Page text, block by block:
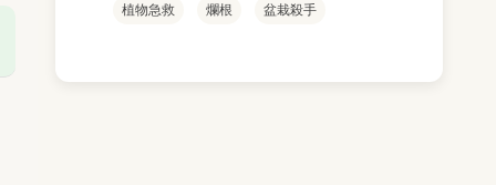
植物急救 爛根 盆栽殺手